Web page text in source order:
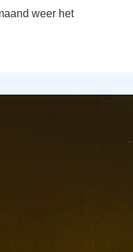
weer het